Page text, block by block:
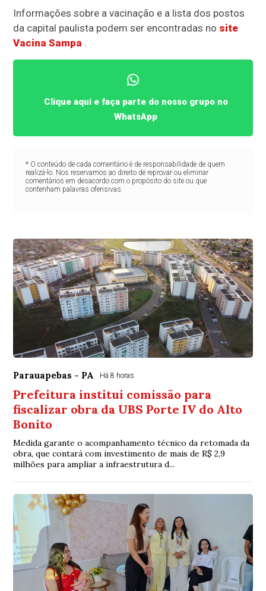
Informações sobre a vacinação e a lista dos postos
da capital paulista podem ser encontradas no site
Vacina Sampa .
Clique aqui e faça parte do nosso grupo no
WhatsApp
* O conteúdo de cada comentário é de responsabilidade de quem
realizá-lo. Nos reservamos ao direito de reprovar ou eliminar
comentários em desacordo com o propósito do site ou que
contenham palavras ofensivas.
Parauapebas - PA Há 8 horas
Prefeitura institui comissão para
fiscalizar obra da UBS Porte IV do Alto
Bonito
Medida garante o acompanhamento técnico da retomada da
obra, que contará com investimento de mais de R$ 2,9
milhões para ampliar a infraestrutura d...